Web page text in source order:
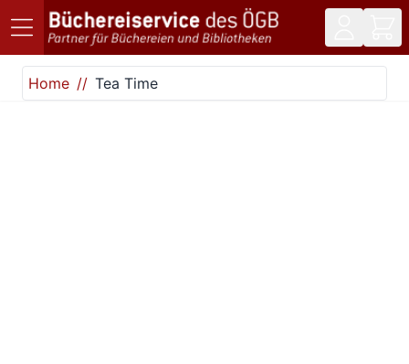
Direkt zum Inhalt
Home
Tea Time